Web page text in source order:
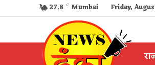
27.8 C Mumbai Friday,